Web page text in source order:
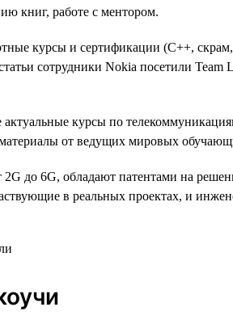
книг, работе с ментором.
курсы и сертификации (C++,
сотрудники Nokia посетили Team
курсы по
от ведущих мировых
до 6G, обладают патентами на
в реальных проектах, и